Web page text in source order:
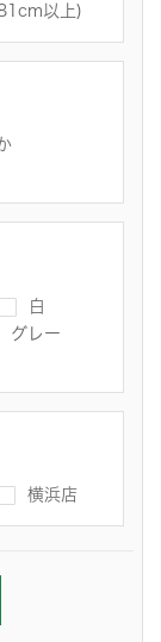
以上)
白
グレー
横浜店